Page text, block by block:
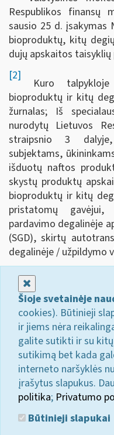
Respublikos finansų
sausio 25 d. įsakymas
bioproduktų, kitų
dujų apskaitos
[2]
Kuro
bioproduktų ir kitų
žurnalas; Iš
nurodytų Lietuvos
straipsnio 3
subjektams,
išduotų naftos
skystų produktų
bioproduktų ir kitų
pristatomų gavėjui,
pardavimo degalinėje
(SGD), skirtų
degalinėje / užpildymo
Šioje svetainėje
cookies). Būtinieji
ir jiems nėra
galite sutikti ir su
sutikimą bet kada
interneto naršyklės
įrašytus slapukus.
politika; Privatumo
Būtinieji slapukai